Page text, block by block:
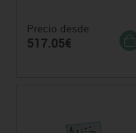
Precio desde
517.05€